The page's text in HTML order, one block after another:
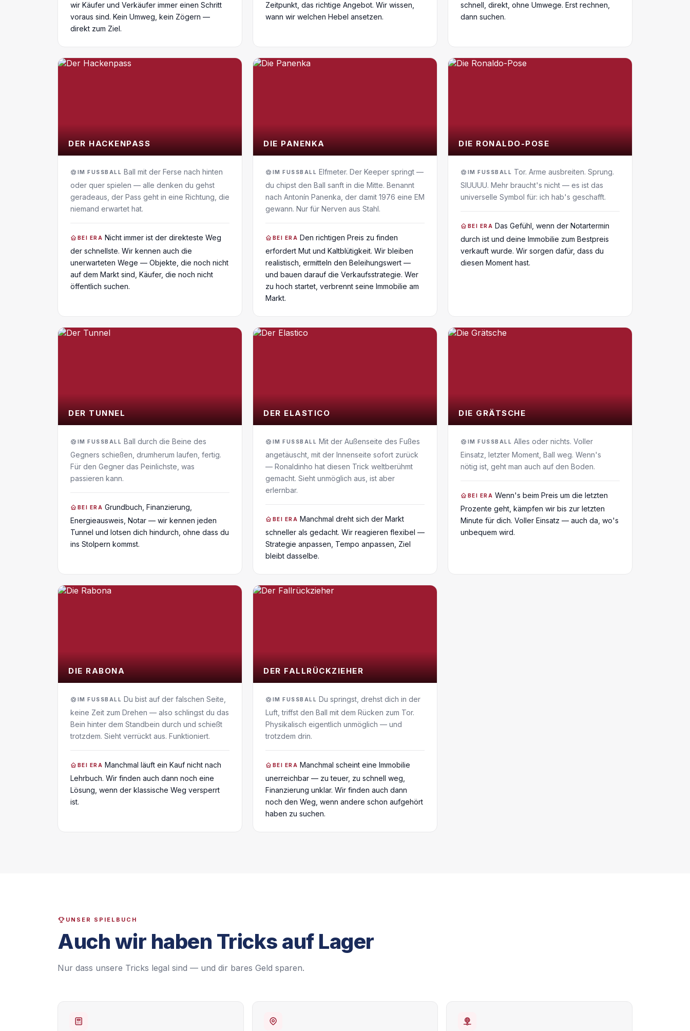
wir Käufer und Verkäufer immer einen Schritt
voraus sind. Kein Umweg, kein Zögern —
direkt zum Ziel.
Zeitpunkt, das richtige Angebot. Wir wissen,
wann wir welchen Hebel ansetzen.
schnell, direkt, ohne Umwege. Erst rechnen,
dann suchen.
DER HACKENPASS
IM FUSSBALL
Ball mit der Ferse nach hinten
oder quer spielen — alle denken du gehst
geradeaus, der Pass geht in eine Richtung, die
niemand erwartet hat.
BEI ERA Nicht immer ist der direkteste Weg
der schnellste. Wir kennen auch die
unerwarteten Wege — Objekte, die noch nicht
auf dem Markt sind, Käufer, die noch nicht
öffentlich suchen.
DIE PANENKA
IM FUSSBALL
Elfmeter. Der Keeper springt —
du chipst den Ball sanft in die Mitte. Benannt
nach Antonín Panenka, der damit 1976 eine EM
gewann. Nur für Nerven aus Stahl.
BEI ERA Den richtigen Preis zu finden
erfordert Mut und Kaltblütigkeit. Wir bleiben
realistisch, ermitteln den Beleihungswert —
und bauen darauf die Verkaufsstrategie. Wer
zu hoch startet, verbrennt seine Immobilie am
Markt.
DIE RONALDO-POSE
IM FUSSBALL
Tor. Arme ausbreiten. Sprung.
SIUUUU. Mehr braucht's nicht — es ist das
universelle Symbol für: ich hab's geschafft.
BEI ERA Das Gefühl, wenn der Notartermin
durch ist und deine Immobilie zum Bestpreis
verkauft wurde. Wir sorgen dafür, dass du
diesen Moment hast.
DER TUNNEL
IM FUSSBALL
Ball durch die Beine des
Gegners schießen, drumherum laufen, fertig.
Für den Gegner das Peinlichste, was
passieren kann.
BEI ERA Grundbuch, Finanzierung,
Energieausweis, Notar — wir kennen jeden
Tunnel und lotsen dich hindurch, ohne dass du
ins Stolpern kommst.
DER ELASTICO
IM FUSSBALL
Mit der Außenseite des Fußes
angetäuscht, mit der Innenseite sofort zurück
— Ronaldinho hat diesen Trick weltberühmt
gemacht. Sieht unmöglich aus, ist aber
erlernbar.
BEI ERA Manchmal dreht sich der Markt
schneller als gedacht. Wir reagieren flexibel —
Strategie anpassen, Tempo anpassen, Ziel
bleibt dasselbe.
DIE GRÄTSCHE
IM FUSSBALL
Alles oder nichts. Voller
Einsatz, letzter Moment, Ball weg. Wenn's
nötig ist, geht man auch auf den Boden.
BEI ERA Wenn's beim Preis um die letzten
Prozente geht, kämpfen wir bis zur letzten
Minute für dich. Voller Einsatz — auch da, wo's
unbequem wird.
DIE RABONA
IM FUSSBALL
Du bist auf der falschen Seite,
keine Zeit zum Drehen — also schlingst du das
Bein hinter dem Standbein durch und schießt
trotzdem. Sieht verrückt aus. Funktioniert.
BEI ERA Manchmal läuft ein Kauf nicht nach
Lehrbuch. Wir finden auch dann noch eine
Lösung, wenn der klassische Weg versperrt
ist.
DER FALLRÜCKZIEHER
IM FUSSBALL
Du springst, drehst dich in der
Luft, triffst den Ball mit dem Rücken zum Tor.
Physikalisch eigentlich unmöglich — und
trotzdem drin.
BEI ERA Manchmal scheint eine Immobilie
unerreichbar — zu teuer, zu schnell weg,
Finanzierung unklar. Wir finden auch dann
noch den Weg, wenn andere schon aufgehört
haben zu suchen.
UNSER SPIELBUCH
Auch wir haben Tricks auf Lager
Nur dass unsere Tricks legal sind — und dir bares Geld sparen.